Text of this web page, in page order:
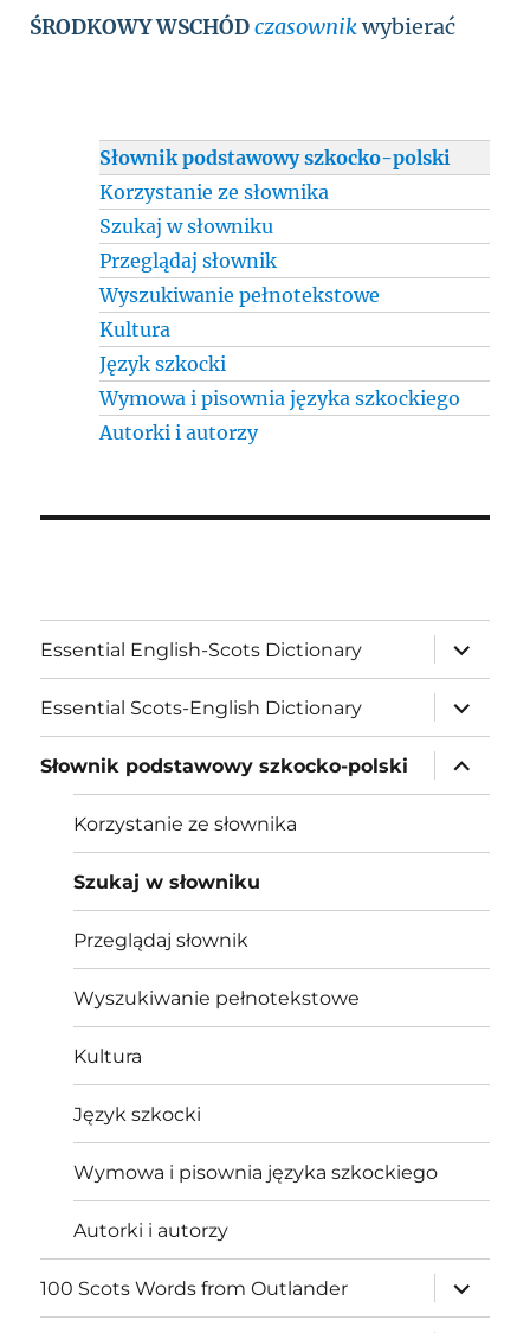
ŚRODKOWY WSCHÓDczasownikwybierać
Słownik podstawowy szkocko-polski
Korzystanie ze słownika
Szukaj w słowniku
Przeglądaj słownik
Wyszukiwanie pełnotekstowe
Kultura
Język szkocki
Wymowa i pisownia języka szkockiego
Autorki i autorzy
Essential English-Scots Dictionary
expand
child
menu
Essential Scots-English Dictionary
expand
child
menu
Słownik podstawowy szkocko-polski
expand
child
menu
Korzystanie ze słownika
Szukaj w słowniku
Przeglądaj słownik
Wyszukiwanie pełnotekstowe
Kultura
Język szkocki
Wymowa i pisownia języka szkockiego
Autorki i autorzy
100 Scots Words from Outlander
expand
child
menu